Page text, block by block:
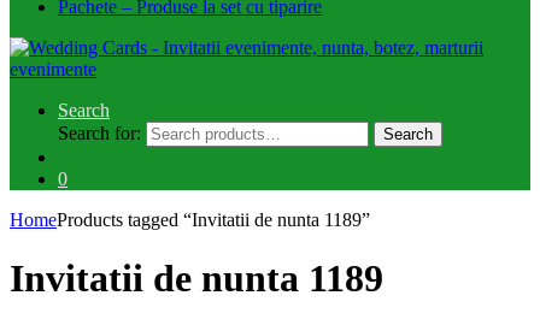
Pachete – Produse la set cu tiparire
Search
Search for:
Search
0
HomeProducts tagged “Invitatii de nunta 1189”
Invitatii de nunta 1189